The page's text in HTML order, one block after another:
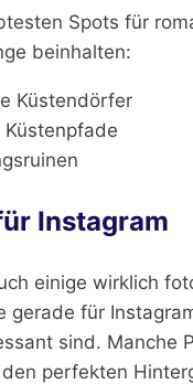
Spots für
beinhalten:
Küstendörfer
Küstenpfade
Instagram
einige wirklich
gerade für
sind. Manche
perfekten